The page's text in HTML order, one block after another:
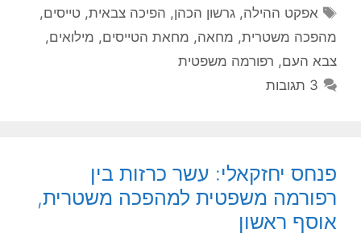
תגיות
אפקט ההילה,גרשון הכהן, הפיכה צבאית,טייסים,
מהפכה משטרית, מחאה, מחאת הטייסים, מילואים,
צבא העם, רפורמה משפטית
3 תגובות
פנחס יחזקאלי: עשר כרזות בין
רפורמה משפטית למהפכה משטרית,
אוסף ראשון